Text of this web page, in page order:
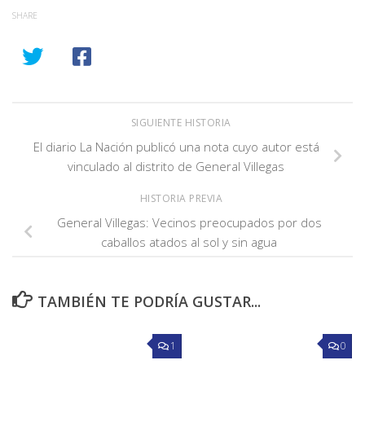
SHARE
SIGUIENTE HISTORIA
El diario La Nación publicó una nota cuyo autor está
vinculado al distrito de General Villegas
HISTORIA PREVIA
General Villegas: Vecinos preocupados por dos
caballos atados al sol y sin agua
TAMBIÉN TE PODRÍA GUSTAR...
1 0